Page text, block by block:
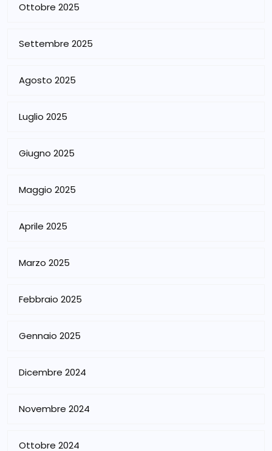
Ottobre 2025
Settembre 2025
Agosto 2025
Luglio 2025
Giugno 2025
Maggio 2025
Aprile 2025
Marzo 2025
Febbraio 2025
Gennaio 2025
Dicembre 2024
Novembre 2024
Ottobre 2024